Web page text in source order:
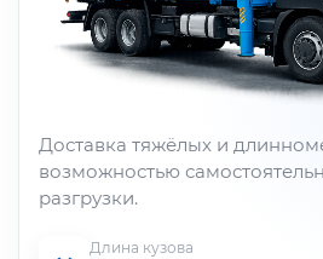
Доставка тяжёлых и
возможностью
разгрузки.
Длина кузова